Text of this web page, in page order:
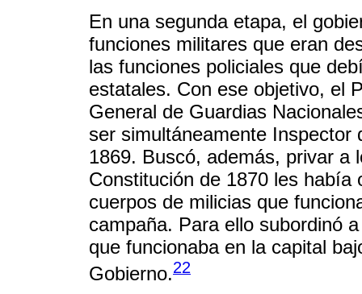
En una segunda etapa, el
funciones militares que eran
las funciones policiales que
estatales. Con ese objetivo, el
General de Guardias
ser simultáneamente
1869. Buscó, además, privar a
Constitución de 1870 les había
cuerpos de milicias que
campaña. Para ello subordinó
que funcionaba en la capital
Gobierno.22